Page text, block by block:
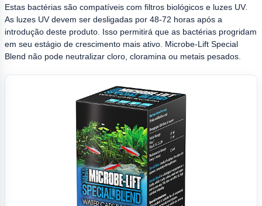
Estas bactérias são compatíveis com filtros biológicos e luzes UV.
As luzes UV devem ser desligadas por 48-72 horas após a
introdução deste produto. Isso permitirá que as bactérias progridam
em seu estágio de crescimento mais ativo. Microbe-Lift Special
Blend não pode neutralizar cloro, cloramina ou metais pesados.